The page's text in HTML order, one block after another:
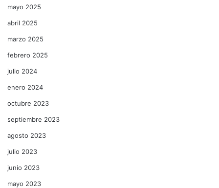
mayo 2025
abril 2025
marzo 2025
febrero 2025
julio 2024
enero 2024
octubre 2023
septiembre 2023
agosto 2023
julio 2023
junio 2023
mayo 2023